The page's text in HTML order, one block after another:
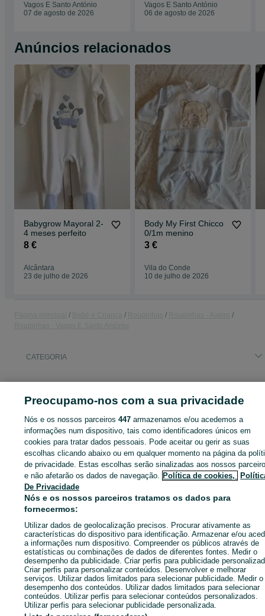
Vagos E Santo António
07 de agosto de 2026
Vagos E Santo António
06 de agosto de 2026
Anúncios relacionados
Babygrow Mayoral 2-
4 meses perfeito
8 €
Alcântara
23 de julho de 2026
Body My First Chicco
0/1m menino
3 €
Vila do Conde
10 de julho de 2026
CATEGORIA
Entra na tua conta OLX ou cria uma nova para contactares
anunciante
Entrar ou criar conta
Enviar mensagem
Preocupamo-nos com a sua privacidade
Nós e os nossos parceiros447 armazenamos e/ou acedemos a
informações num dispositivo, tais como identificadores únicos em
cookies para tratar dados pessoais. Pode aceitar ou gerir as suas
escolhas clicando abaixo ou em qualquer momento na página da
de privacidade. Estas escolhas serão sinalizadas aos nossos
e não afetarão os dados de navegação. Política de cookies,
De Privacidade
Nós e os nossos parceiros tratamos os dados para
fornecermos:
Utilizar dados de geolocalização precisos. Procurar ativamente as
características do dispositivo para identificação. Armazenar e/ou
a informações num dispositivo. Compreender os públicos através de
estatísticas ou combinações de dados de diferentes fontes. Medir o
desempenho da publicidade. Criar perfis para publicidade
Criar perfis para personalizar conteúdos. Desenvolver e melhorar
serviços. Utilizar dados limitados para selecionar publicidade. Medir o
desempenho dos conteúdos. Utilizar dados limitados para selecionar
conteúdos. Utilizar perfis para selecionar conteúdos personalizados.
Utilizar perfis para selecionar publicidade personalizada.